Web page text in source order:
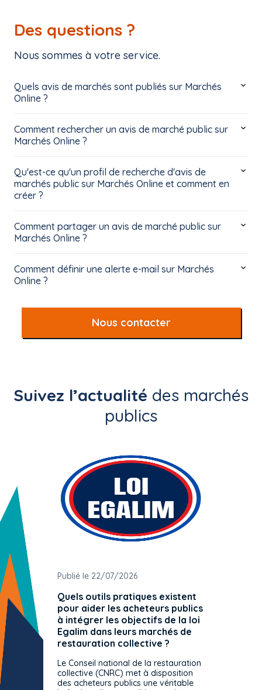
Des questions ?
Nous sommes à votre service.
Quels avis de marchés sont publiés sur Marchés
Online ?
Comment rechercher un avis de marché public sur
Marchés Online ?
Qu'est-ce qu'un profil de recherche d'avis de
marchés public sur Marchés Online et comment en
créer ?
Comment partager un avis de marché public sur
Marchés Online ?
Comment définir une alerte e-mail sur Marchés
Online ?
Nous contacter
Suivez l’actualité des marchés
publics
Publié le 22/07/2026
Quels outils pratiques existent
pour aider les acheteurs publics
à intégrer les objectifs de la loi
Egalim dans leurs marchés de
restauration collective ?
Le Conseil national de la restauration
collective (CNRC) met à disposition
des acheteurs publics une véritable